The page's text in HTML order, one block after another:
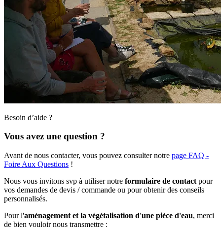
Besoin d’aide ?
Vous avez une question ?
Avant de nous contacter, vous pouvez consulter notre page FAQ -
Foire Aux Questions !
Nous vous invitons svp à utiliser notre formulaire de contact pour
vos demandes de devis / commande ou pour obtenir des conseils
personnalisés.
Pour l'aménagement et la végétalisation d'une pièce d'eau, merci
de bien vouloir nous transmettre :